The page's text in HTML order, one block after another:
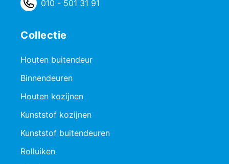
010 - 501 31 91
Collectie
Houten buitendeur
Binnendeuren
Houten kozijnen
Kunststof kozijnen
Kunststof buitendeuren
Rolluiken